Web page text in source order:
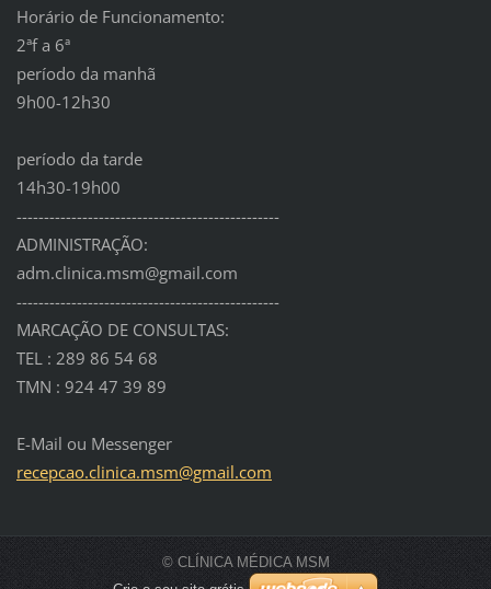
Horário de Funcionamento:
2ªf a 6ª
período da manhã
9h00-12h30
período da tarde
14h30-19h00
------------------------------------------------
ADMINISTRAÇÃO:
adm.clinica.msm@gmail.com
------------------------------------------------
MARCAÇÃO DE CONSULTAS:
TEL : 289 86 54 68
TMN : 924 47 39 89
E-Mail ou Messenger
recepcao.clinica.msm@gmail.com
© CLÍNICA MÉDICA MSM